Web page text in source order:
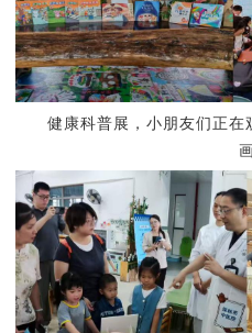
健康科普展， 小朋友们正在